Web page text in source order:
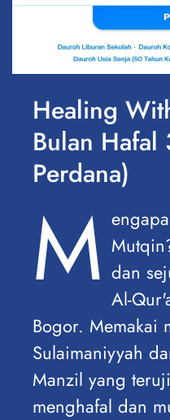
Healing
Bulan Hafal
Perdana)
M dan
Al-
Bogor. Memakai
Sulaimaniyyah
Manzil yang
menghafal dan